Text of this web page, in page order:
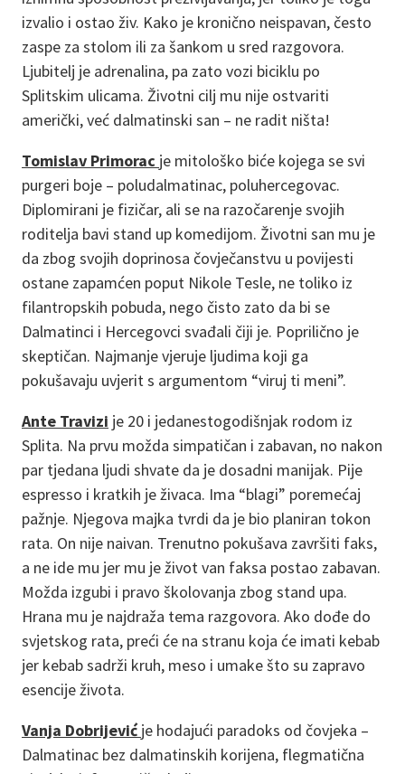
izvalio i ostao živ. Kako je kronično neispavan, često
zaspe za stolom ili za šankom u sred razgovora.
Ljubitelj je adrenalina, pa zato vozi biciklu po
Splitskim ulicama. Životni cilj mu nije ostvariti
američki, već dalmatinski san – ne radit ništa!
Tomislav Primorac je mitološko biće kojega se svi
purgeri boje – poludalmatinac, poluhercegovac.
Diplomirani je fizičar, ali se na razočarenje svojih
roditelja bavi stand up komedijom. Životni san mu je
da zbog svojih doprinosa čovječanstvu u povijesti
ostane zapamćen poput Nikole Tesle, ne toliko iz
filantropskih pobuda, nego čisto zato da bi se
Dalmatinci i Hercegovci svađali čiji je. Poprilično je
skeptičan. Najmanje vjeruje ljudima koji ga
pokušavaju uvjerit s argumentom “viruj ti meni”.
Ante Travizi je 20 i jedanestogodišnjak rodom iz
Splita. Na prvu možda simpatičan i zabavan, no nakon
par tjedana ljudi shvate da je dosadni manijak. Pije
espresso i kratkih je živaca. Ima “blagi” poremećaj
pažnje. Njegova majka tvrdi da je bio planiran tokon
rata. On nije naivan. Trenutno pokušava završiti faks,
a ne ide mu jer mu je život van faksa postao zabavan.
Možda izgubi i pravo školovanja zbog stand upa.
Hrana mu je najdraža tema razgovora. Ako dođe do
svjetskog rata, preći će na stranu koja će imati kebab
jer kebab sadrži kruh, meso i umake što su zapravo
esencije života.
Vanja Dobrijevićje hodajući paradoks od čovjeka –
Dalmatinac bez dalmatinskih korijena, flegmatična